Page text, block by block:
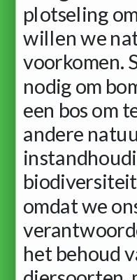
plotseling
willen we
voorkomen.
nodig om
een bos om
andere
omdat we
het behoud